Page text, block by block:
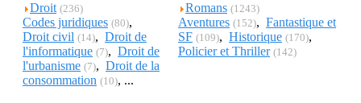
Droit (236)
Codes juridiques (80),
Droit civil (14), Droit de
l'informatique (7), Droit de
l'urbanisme (7), Droit de la
consommation (10), ...
Romans (1243)
Aventures (152), Fantastique et
SF (109), Historique (170),
Policier et Thriller (142)